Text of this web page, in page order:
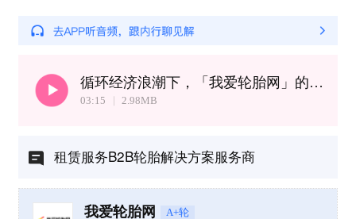
循环经济浪潮下，「我爱轮胎网」的共享轮胎生意怎么做？
03:15 2.98MB
租赁服务B2B轮胎解决方案服务商
我爱轮胎网 A+轮